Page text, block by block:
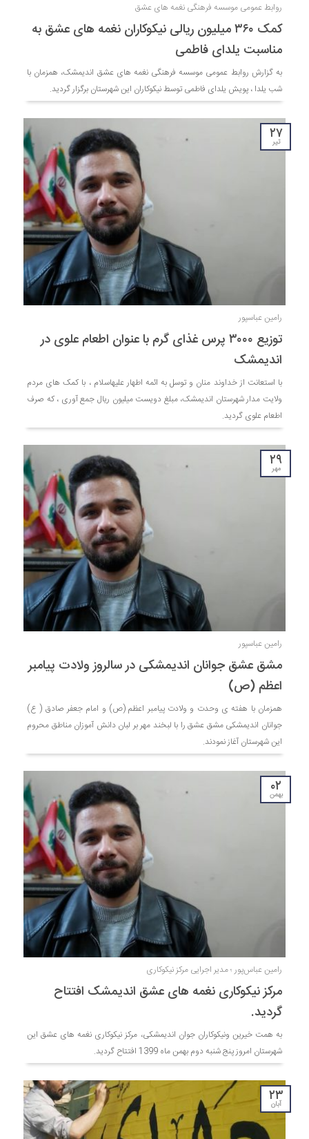
روابط عمومی موسسه فرهنگی نغمه های عشق
کمک ۳۶۰ میلیون ریالی نیکوکاران نغمه های عشق به
مناسبت یلدای فاطمی
به گزارش روابط عمومی موسسه فرهنگی نغمه های عشق اندیمشک، همزمان با
شب یلدا ، پویش یلدای فاطمی توسط نیکوکاران این شهرستان برگزار گردید.
۲۷
تیر
رامین عباسپور
توزیع ۳۰۰۰ پرس غذای گرم با عنوان اطعام علوی در
اندیمشک
با استعانت از خداوند منان و توسل به ائمه اطهار علیهاسلام ، با کمک های مردم
ولایت مدار شهرستان اندیمشک، مبلغ دویست میلیون ریال جمع آوری ، که صرف
اطعام علوی گردید.
۲۹
مهر
رامین عباسپور
مشق عشق جوانان اندیمشکی در سالروز ولادت پیامبر
اعظم (ص)
همزمان با هفته ی وحدت و ولادت پیامبر اعظم (ص) و امام جعفر صادق ( ع)
جوانان اندیمشکی مشق عشق را با لبخند مهر بر لبان دانش آموزان مناطق محروم
این شهرستان آغاز نمودند.
۰۲
بهمن
رامین عباس‌‌پور ؛ مدیر اجرایی مرکز نیکوکاری
مرکز نیکوکاری نغمه های عشق اندیمشک افتتاح
گردید.
به همت خیرین ونیکوکاران جوان اندیمشکی، مرکز نیکوکاری نغمه های عشق این
شهرستان امروز پنج شنبه دوم بهمن ماه 1399 افتتاح گردید.
۲۳
آبان